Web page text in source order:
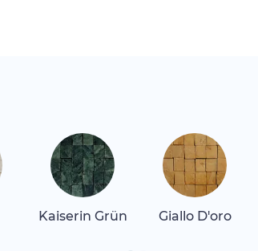
Kaiserin Grün Giallo D'oro